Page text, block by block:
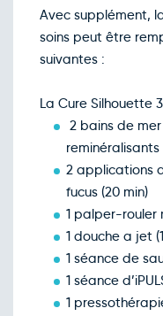
Avec supplément,
soins peut être
suivantes :
La Cure Silhouette
2 bains de
reminéralisants
2 applications
fucus (20 min)
1 palper-rouler
1 douche a jet
1 séance de
1 séance
1